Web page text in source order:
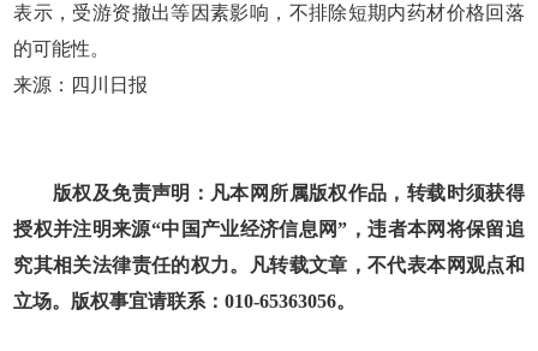
表示，受游资撤出等因素影响，不排除短期内药材价格回落
的可能性。
来源：四川日报
版权及免责声明：凡本网所属版权作品，转载时须获得
授权并注明来源“中国产业经济信息网”，违者本网将保留追
究其相关法律责任的权力。凡转载文章，不代表本网观点和
立场。版权事宜请联系：010-65363056。